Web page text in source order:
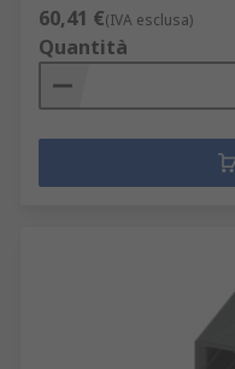
60,41 €(IVA esclusa)
Quantità